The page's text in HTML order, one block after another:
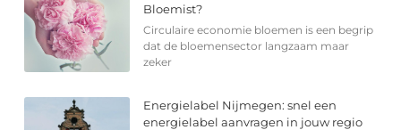
Bloemist?
Circulaire economie bloemen is een begrip
dat de bloemensector langzaam maar
zeker
Energielabel Nijmegen: snel een
energielabel aanvragen in jouw regio